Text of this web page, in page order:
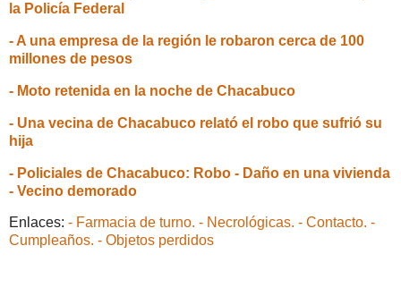
la Policía Federal
- A una empresa de la región le robaron cerca de 100
millones de pesos
- Moto retenida en la noche de Chacabuco
- Una vecina de Chacabuco relató el robo que sufrió su
hija
- Policiales de Chacabuco: Robo - Daño en una vivienda
- Vecino demorado
Enlaces: - Farmacia de turno. - Necrológicas. - Contacto. -
Cumpleaños. - Objetos perdidos